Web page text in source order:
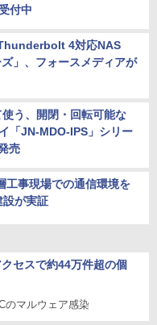
付中
4対応NAS
」、フォースメディアが
う、開閉・回転可能な
「JN-MDO-IPS」シリー
売
事現場での通信環境を
設が実証
セスで約44万件超の個
のマルウェア感染